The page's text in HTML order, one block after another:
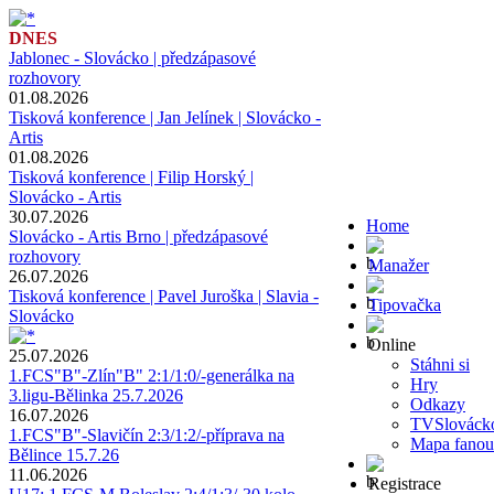
DNES
Jablonec - Slovácko | předzápasové
rozhovory
01.08.2026
Tisková konference | Jan Jelínek | Slovácko -
Artis
01.08.2026
Tisková konference | Filip Horský |
Slovácko - Artis
30.07.2026
Slovácko - Artis Brno | předzápasové
rozhovory
26.07.2026
Tisková konference | Pavel Juroška | Slavia -
Slovácko
25.07.2026
1.FCS"B"-Zlín"B" 2:1/1:0/-generálka na
3.ligu-Bělinka 25.7.2026
16.07.2026
1.FCS"B"-Slavičín 2:3/1:2/-příprava na
Bělince 15.7.26
11.06.2026
Home
Manažer
Tipovačka
Online
Stáhni si
Hry
Odkazy
Mapa
Registrace